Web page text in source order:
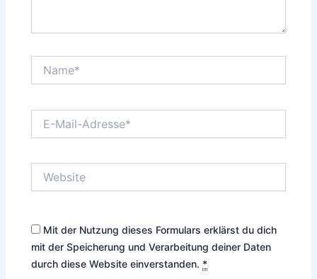
Mail-
Mit der Nutzung dieses Formulars erklärst du dich
mit der Speicherung und Verarbeitung deiner Daten
durch diese Website einverstanden. *